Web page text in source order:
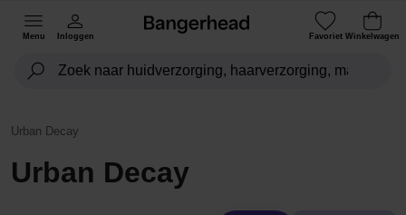
Menu Inloggen Favoriet Winkelwagen
Urban Decay
Urban Decay